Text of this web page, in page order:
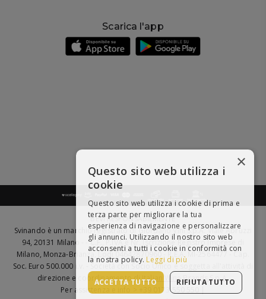
Scarica l'app
BEVI RESPONSABILMENTE
Svinando è un marchio registrato di Giordano Vini S.p.A. Viale Abruzzi
94, 20131 Milano - - C.F., P.IVA e Nr. Iscrizione Registro Imprese di
Milano, Monza-Brianza, Lodi 04642870960 - R.E.A. MI-2564477 - Cap.
Soc. Euro 500.000 i.v. - Società con Socio Unico e soggetta all'attività di
direzione e coordinamento diItalian Wine Brands S.p.A.
Per assistenza e info > +39 0173 550 550 |
×
Questo sito web utilizza i
cookie
Questo sito web utilizza i cookie di prima e
terza parte per migliorare la tua
esperienza di navigazione e personalizzare
gli annunci. Utilizzando il nostro sito web
acconsenti a tutti i cookie in conformità con
la nostra policy. Leggi di più
ACCETTA TUTTO RIFIUTA TUTTO